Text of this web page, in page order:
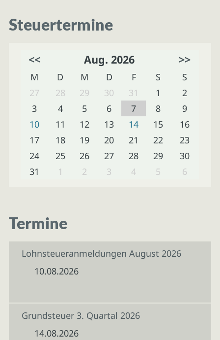
Steuertermine
<< Aug. 2026 >>
M D M D F S
S
27
28 29 30 31 1
2
3
4 5 6 7 8
9
10
11 12 13 14 15
16
17
18 19 20 21 22
23
24
25 26 27 28 29
30
31
1 2 3 4 5 6
Termine
Lohnsteueranmeldungen August 2026
10.08.2026
Grundsteuer 3. Quartal 2026
14.08.2026